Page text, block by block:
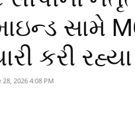
સામે
કરી
28, 2026 4:08 PM